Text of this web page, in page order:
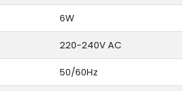
6W
220-240V AC
50/60Hz